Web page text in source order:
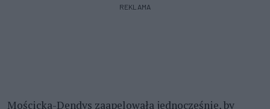
REKLAMA
Mościcka-Dendys zaapelowała jednocześnie, by